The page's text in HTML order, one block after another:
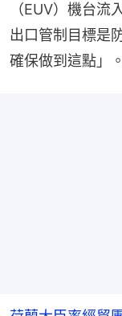
（EUV）機台流
出口管制目標是
確保做到這點」。